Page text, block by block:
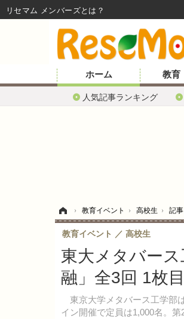
ホーム
人気記事ランキング
教育
› 教育イベント › 高校生 › 記事
東大メタバー
融」全3回 1枚
東京大学メタバース工学部
イン開催で定員は1,000名。
教育イベント 高校生
リセマム メンバーズ